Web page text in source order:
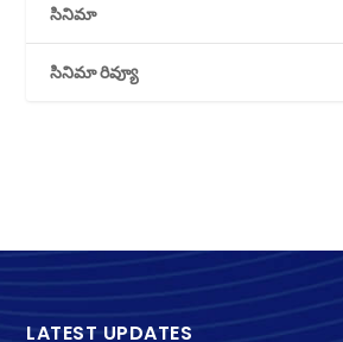
సినిమా
సినిమా రివ్యూ
LATEST UPDATES